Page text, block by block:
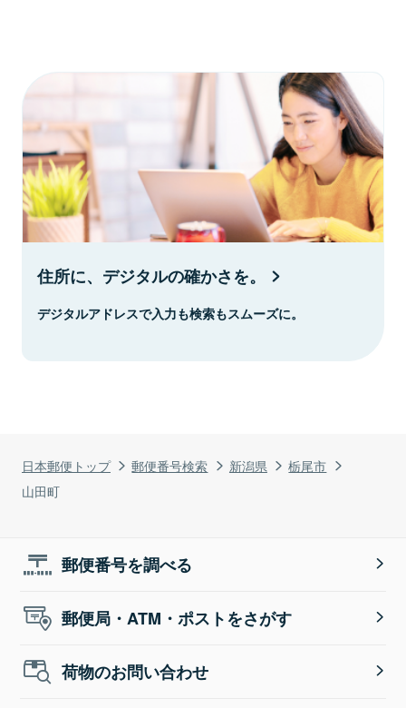
日本郵便トップ 郵便番号検索 新潟県
栃尾市
山田町
住所に、デジタルの確かさを。
デジタルアドレスで入力も検索もスムーズに。
郵便番号を調べる
郵便局・ATM・ポストをさがす
荷物のお問い合わせ